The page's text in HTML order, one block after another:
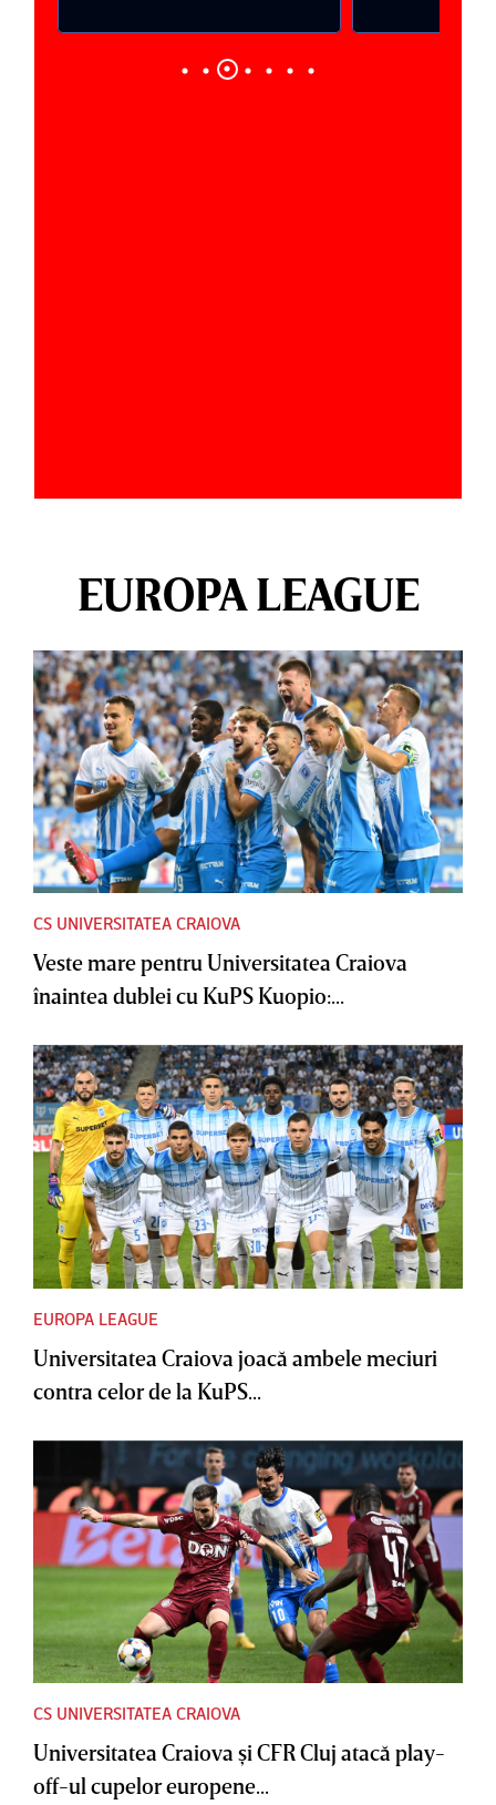
EUROPA LEAGUE
CS UNIVERSITATEA CRAIOVA
Veste mare pentru Universitatea Craiova
înaintea dublei cu KuPS Kuopio:...
EUROPA LEAGUE
Universitatea Craiova joacă ambele meciuri
contra celor de la KuPS...
CS UNIVERSITATEA CRAIOVA
Universitatea Craiova şi CFR Cluj atacă play-
off-ul cupelor europene...